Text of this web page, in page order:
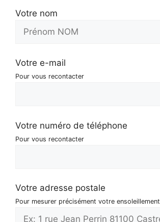
Votre nom
Votre e-mail
Pour vous recontacter
Votre numéro de téléphone
Pour vous recontacter
Votre adresse postale
Pour mesurer précisément votre ensoleillement